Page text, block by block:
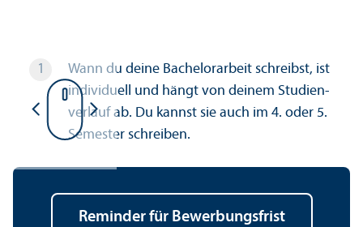
Wann du deine Bachelor­arbeit schreibst, ist
individuell und hängt von deinem Studien­
verlauf ab. Du kannst sie auch im 4. oder 5.
Semester schreiben.
Reminder für Bewerbungs­frist